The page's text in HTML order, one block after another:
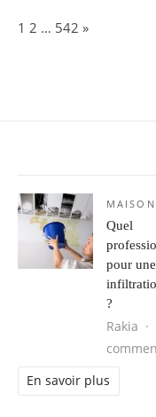
Page:
1 2 … 542 Next
»
MAISON
Quel
pour une
?
Rakia
En savoir plus